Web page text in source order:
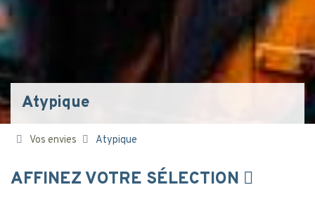
Atypique
Vos envies Atypique
AFFINEZ VOTRE SÉLECTION